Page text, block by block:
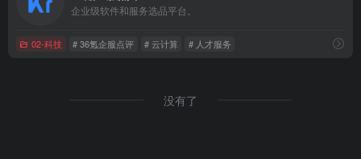
企业级软件和服务选品平台。
02-科技 # 36氪企服点评 # 云计算 # 人才服务
没有了